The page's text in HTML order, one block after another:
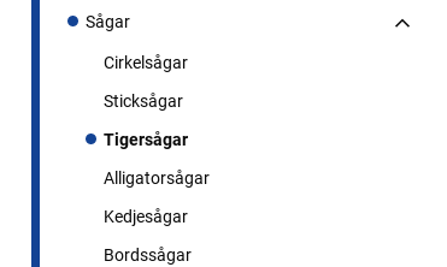
Sågar
Cirkelsågar
Sticksågar
Tigersågar
Alligatorsågar
Kedjesågar
Bordssågar